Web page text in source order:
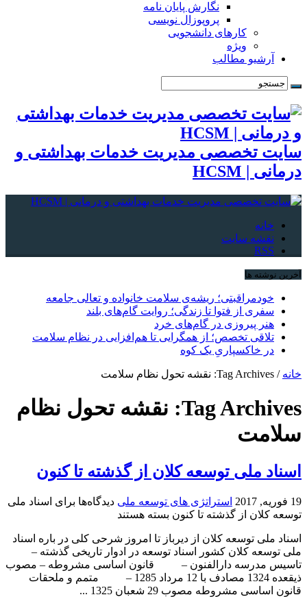
نگارش پایان نامه
پروپوزال نویسی
کارهای دانشجویی
ویژه
آرشیو مطالب
سایت تخصصی مدیریت خدمات بهداشتی و
درمانی | HCSM
خانه
نقشه سایت
RSS
آخرین نوشته ها
خودمراقبتی؛ ریشه‌ی سلامت خانواده و تعالی جامعه
سفری از فتوا تا زندگی؛ روایت گام‌های بلند
هنر پیروزی در گام‌های خرد
تلاقی تخصص؛ از همگرایی تا هم‌افزایی در نظام سلامت
در خاکسپاریِ یک کوه
خانه / Tag Archives: نقشه تحول نظام سلامت
Tag Archives: نقشه تحول نظام
سلامت
اسناد ملی توسعه کلان از گذشته تا کنون
19 فوریه, 2017 استراتژی های توسعه ملی دیدگاه‌ها برای اسناد ملی
توسعه کلان از گذشته تا کنون بسته هستند
اسناد ملی توسعه کلان از دیرباز تا امروز شرحی کلی در باره اسناد
ملی توسعه کلان کشور اسناد توسعه در ادوار تاریخی گذشته –
تاسیس مدرسه دارالفنون – قانون اساسی مشروطه – مصوب
ذیقعده 1324 مصادف با 12 مرداد 1285 – متمم و ملحقات
قانون اساسی مشروطه مصوب 29 شعبان 1325 ...